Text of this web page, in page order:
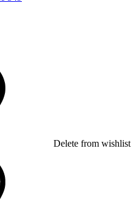
Delete from wishlist